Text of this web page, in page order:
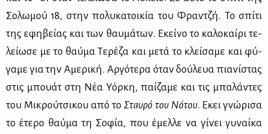
Σο­λω­μού 18, στην πο­λυ­κα­τοι­κία του Φραν­τζή. Το σπί­τι
της εφη­βεί­ας και των θαυ­μά­των. Εκεί­νο το κα­λο­καί­ρι τε­
λεί­ω­σε με το θαύ­μα Τε­ρέ­ζα και με­τά το κλεί­σα­με και φύ­
γα­με για την Αμε­ρι­κή. Αρ­γό­τε­ρα όταν δού­λευα πια­νί­στας
στις μπουάτ στη Νέα Υόρ­κη, παί­ζα­με και τις μπα­λά­ντες
του Μι­κρού­τσι­κου από το Σταυ­ρό του Νό­του. Εκει γνώ­ρι­σα
το έτε­ρο θαύ­μα τη Σο­φία, που έμελ­λε να γί­νει γυ­ναί­κα